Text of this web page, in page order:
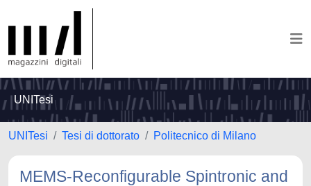
UNITesi
UNITesi Tesi di dottorato Politecnico di Milano
MEMS‐Reconfigurable Spintronic and